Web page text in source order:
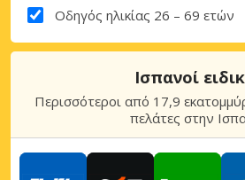
Οδηγός ηλικίας 26 – 69 ετών
Ισπανοί
Περισσότεροι από 17,9
πελάτες στην